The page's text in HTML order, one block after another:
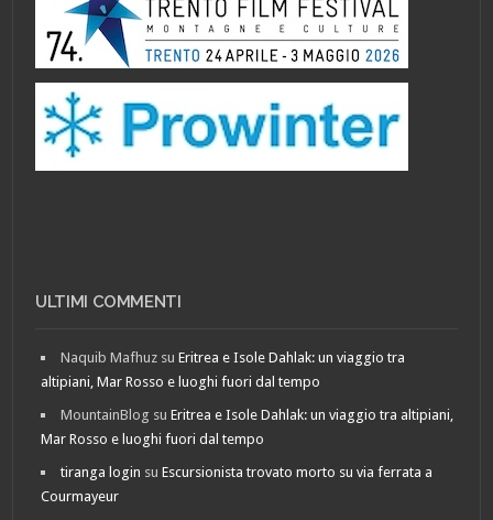
ULTIMI COMMENTI
Naquib Mafhuz suEritrea e Isole Dahlak: un viaggio tra
altipiani, Mar Rosso e luoghi fuori dal tempo
MountainBlog suEritrea e Isole Dahlak: un viaggio tra altipiani,
Mar Rosso e luoghi fuori dal tempo
tiranga login suEscursionista trovato morto su via ferrata a
Courmayeur